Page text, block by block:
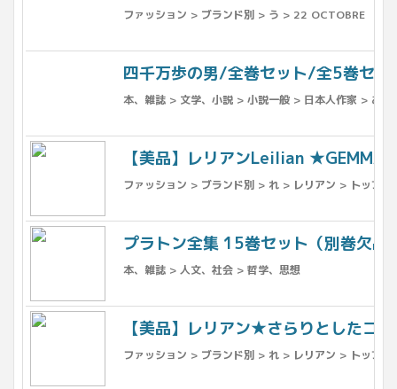
ファッション > ブランド別 > う > 22 OCTOBRE
四千万歩の男/全巻セット/全5巻セ
本、雑誌 > 文学、小説 > 小説一般 > 日本人作家 > あ行
【美品】レリアンLeilian ★GEMMA
ファッション > ブランド別 > れ > レリアン > トップス
プラトン全集 15巻セット（別巻欠
本、雑誌 > 人文、社会 > 哲学、思想
【美品】レリアン★さらりとしたコ
ファッション > ブランド別 > れ > レリアン > トップス